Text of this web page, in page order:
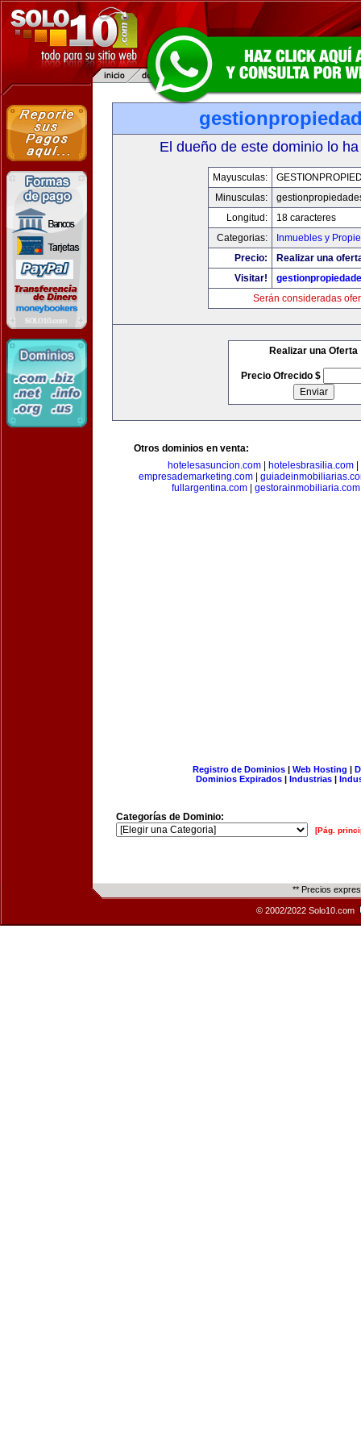
El dueño de este dominio lo
Mayusculas:
Minusculas:
Longitud:
18 caracteres
Categorias:
Inmuebles y
Precio:
Realizar una
Visitar!
Serán consideradas
Realizar una Oferta
Precio Ofrecido $
Otros dominios en venta:
hotelesasuncion.com| hotelesbrasilia.com|
empresademarketing.com|
fullargentina.com
gestorainmobiliaria.com
Registro de Dominios| Web Hosting |
Dominios Expirados | Industrias |
Categorías de Dominio:
[Pág.
** Precios
© 2002/2022 Solo10.com